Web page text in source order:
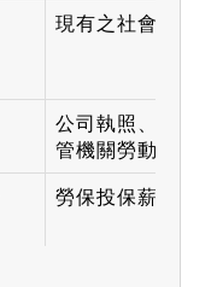
現有之社會、商
公司執照、工廠
管機關勞動檢查
勞保投保薪資資